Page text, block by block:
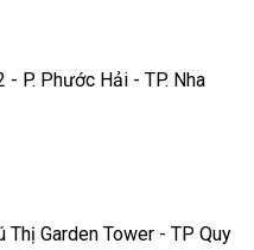
P. Phước Hải - TP. Nha
Thị Garden Tower - TP Quy